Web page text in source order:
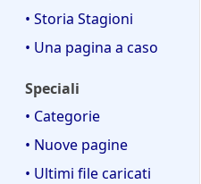
• Storia Stagioni
• Una pagina a caso
Speciali
• Categorie
• Nuove pagine
• Ultimi file caricati